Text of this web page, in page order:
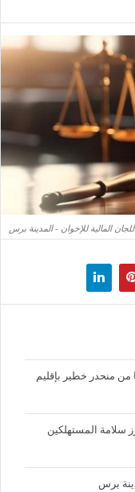
من منحدر خطير بإقليم
سلامة المستهلكين
برس